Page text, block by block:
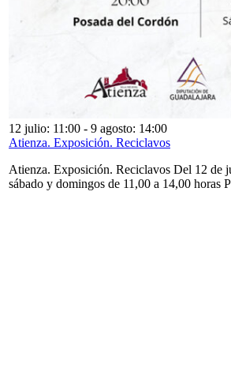
12 julio: 11:00 - 9 agosto: 14:00
Atienza. Exposición. Reciclavos
Atienza. Exposición. Reciclavos Del 12 de
sábado y domingos de 11,00 a 14,00 horas